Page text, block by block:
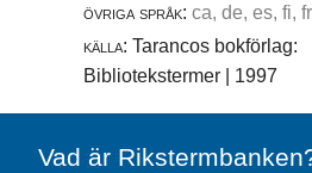
övriga språk: ca, de, es, fi, fr
källa: Tarancos bokförlag:
Bibliotekstermer | 1997
Vad är